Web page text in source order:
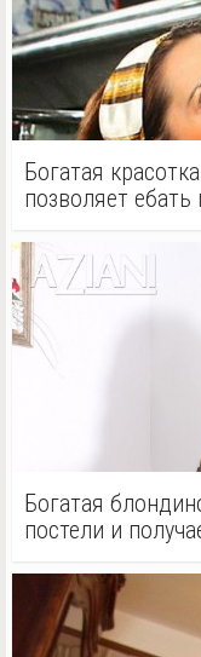
Богатая
позволяет
Богатая
постели и